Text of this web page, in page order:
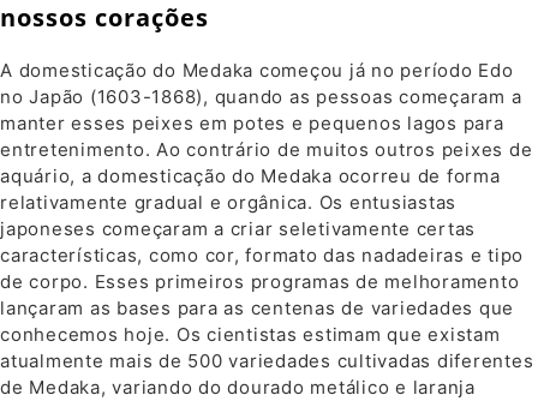
nossos corações
A domesticação do Medaka começou já no período Edo
no Japão (1603-1868), quando as pessoas começaram a
manter esses peixes em potes e pequenos lagos para
entretenimento. Ao contrário de muitos outros peixes de
aquário, a domesticação do Medaka ocorreu de forma
relativamente gradual e orgânica. Os entusiastas
japoneses começaram a criar seletivamente certas
características, como cor, formato das nadadeiras e tipo
de corpo. Esses primeiros programas de melhoramento
lançaram as bases para as centenas de variedades que
conhecemos hoje. Os cientistas estimam que existam
atualmente mais de 500 variedades cultivadas diferentes
de Medaka, variando do dourado metálico e laranja